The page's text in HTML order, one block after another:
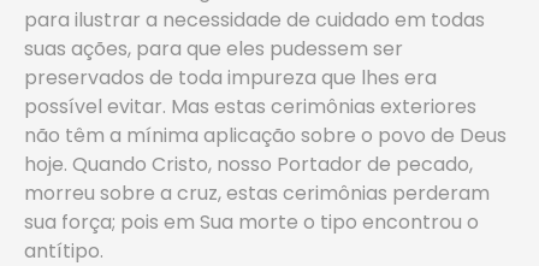
para ilustrar a necessidade de cuidado em todas
suas ações, para que eles pudessem ser
preservados de toda impureza que lhes era
possível evitar. Mas estas cerimônias exteriores
não têm a mínima aplicação sobre o povo de Deus
hoje. Quando Cristo, nosso Portador de pecado,
morreu sobre a cruz, estas cerimônias perderam
sua força; pois em Sua morte o tipo encontrou o
antítipo.